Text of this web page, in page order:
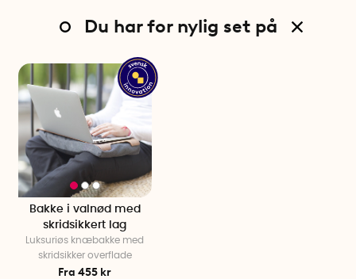
Du har for nylig set på
Bakke i valnød med
skridsikkert lag
Luksuriøs knæbakke med
skridsikker overflade
Fra 455 kr